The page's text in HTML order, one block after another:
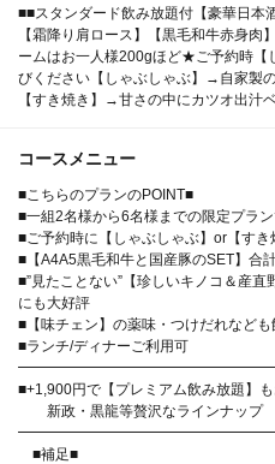
■■スタンダード飲み放題付【豪華日本
【霜降り肩ロース】【黒毛和牛赤身肉
ームはお一人様200gほど★ご予約時【
びください【しゃぶしゃぶ】→自家製
【すき焼き】→甘さの中にカツオ出汁
コースメニュー
■こちらのプランのPOINT■
■一組2名様から6名様までの限定プラン
■ご予約時に【しゃぶしゃぶ】or【すき
■【A4A5黒毛和牛と国産豚のSET】合
■”見たことない”【珍しいキノコ＆産
にも大好評
■【味チェン】の薬味・つけだれなども
■ランチ/ディナーご利用可
■+1,900円で【プレミアム飲み放題】
新政・黒龍等贅沢なラインナップ
■補足■